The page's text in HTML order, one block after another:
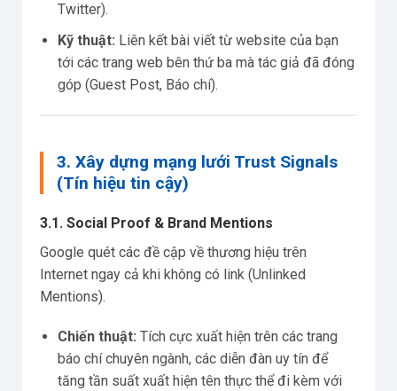
Twitter).
Kỹ thuật: Liên kết bài viết từ website của bạn
tới các trang web bên thứ ba mà tác giả đã đóng
góp (Guest Post, Báo chí).
3. Xây dựng mạng lưới Trust Signals
(Tín hiệu tin cậy)
3.1. Social Proof & Brand Mentions
Google quét các đề cập về thương hiệu trên
Internet ngay cả khi không có link (Unlinked
Mentions).
Chiến thuật: Tích cực xuất hiện trên các trang
báo chí chuyên ngành, các diễn đàn uy tín để
tăng tần suất xuất hiện tên thực thể đi kèm với